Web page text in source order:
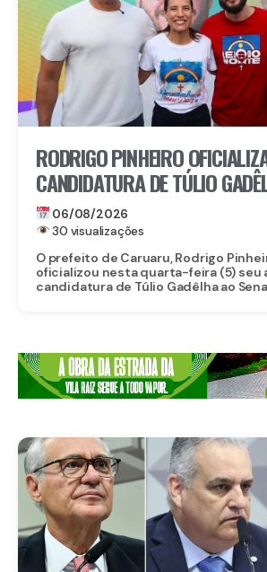
RODRIGO PINHEIRO
CANDIDATURA DE TÚLIO
SENADO
06/08/2026
30 visualizações
O prefeito de Caruaru, Rodrigo
oficializou nesta quarta-feira (5) seu
candidatura de Túlio Gadêlha ao